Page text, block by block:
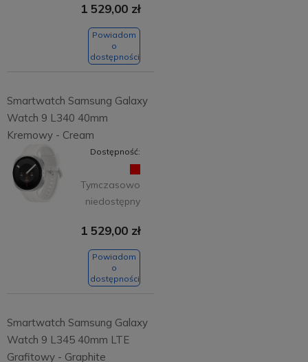
1 529,00 zł
Powiadom
o
dostępności
Smartwatch Samsung Galaxy
Watch 9 L340 40mm
Kremowy - Cream
Dostępność:
Tymczasowo
niedostępny
1 529,00 zł
Powiadom
o
dostępności
Smartwatch Samsung Galaxy
Watch 9 L345 40mm LTE
Grafitowy - Graphite